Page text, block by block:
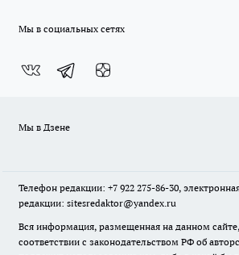
Мы в социальных сетях
Мы в Дзене
Телефон редакции: +7 922 275-86-30,
редакции: sitesredaktor@yandex.ru
Вся информация, размещенная на данном сайте,
соответствии с законодательством РФ об